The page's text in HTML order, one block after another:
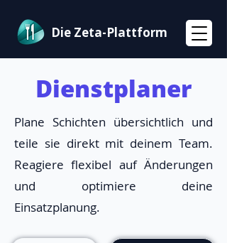
Die Zeta-Plattform
Dienstplaner
Plane Schichten übersichtlich und
teile sie direkt mit deinem Team.
Reagiere flexibel auf Änderungen
und optimiere deine
Einsatzplanung.